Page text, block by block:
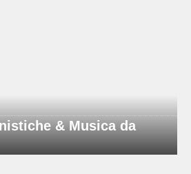
& Musica da